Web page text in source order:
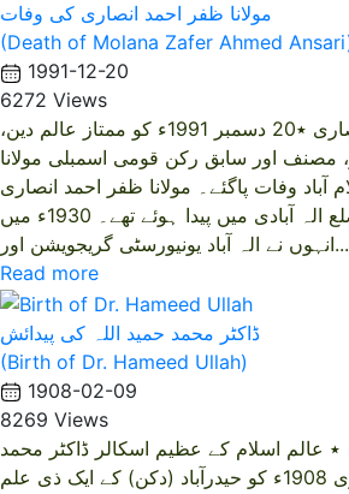
مولانا ظفر احمد انصاری کی وفات
(Death of Molana Zafer Ahmed
1991-12-20
6272 Views
مولانا ظفر احمد انصاری ٭20 دسمبر 1991ء کو ممتاز عالم دین،
مصنف اور سابق رکن قومی اسمبلی مولانا
آباد وفات پاگئے۔ مولانا ظفر احمد انصاری
1908ء میں منڈارہ ضلع الہ آبادی میں پیدا ہوئے تھے۔ 1930ء میں
انہوں نے الہ آباد یونیورسٹی گریجویشن اور...
Read more
ڈاکٹر محمد حمید اللہ کی پیدائش
(Birth of Dr. Hameed Ullah)
1908-02-09
8269 Views
٭ عالم اسلام کے عظیم اسکالر ڈاکٹر محمد
حمید اللہ 9 فروری 1908ء کو حیدرآباد (دکن) کے ایک ذی علم